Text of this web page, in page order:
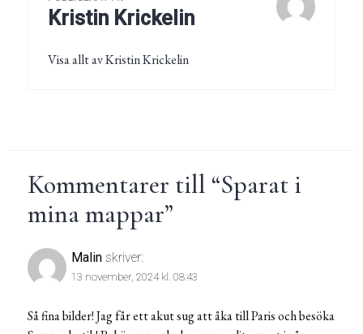
Kristin Krickelin
Visa allt av Kristin Krickelin
Kommentarer till “Sparat i
mina mappar”
Malin skriver:
13 november, 2024 kl. 08:43
Så fina bilder! Jag får ett akut sug att åka till Paris och besöka